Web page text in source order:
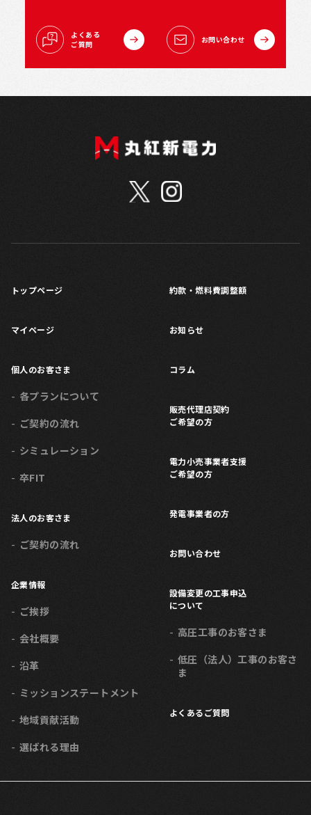
よくある
ご質問
お問い合わせ
トップページ
マイページ
個人のお客さま
各プランについて
ご契約の流れ
シミュレーション
卒FIT
法人のお客さま
ご契約の流れ
企業情報
ご挨拶
会社概要
沿革
ミッションステートメント
地域貢献活動
選ばれる理由
約款・燃料費調整額
お知らせ
コラム
販売代理店契約
ご希望の方
電力小売事業者支援
ご希望の方
発電事業者の方
お問い合わせ
設備変更の工事申込
について
高圧工事のお客さま
低圧（法人）工事のお客さ
ま
よくあるご質問